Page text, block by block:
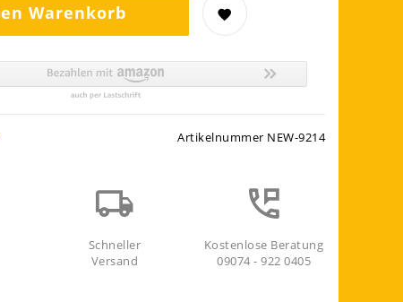
Warenkorb
Artikelnummer NEW-9214
Schneller
Versand
Kostenlose Beratung
09074 - 922 0405